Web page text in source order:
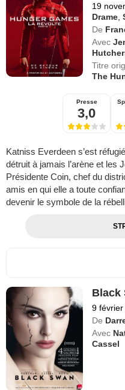
19
Drame ,
De
Avec
Titre
The
Presse
3,0
Katniss Everdeen s’est
détruit à jamais l’arène et les
Présidente Coin, chef du
amis en qui elle a toute
devenir le symbole de la
Black
9 février
De
Avec
Cassel